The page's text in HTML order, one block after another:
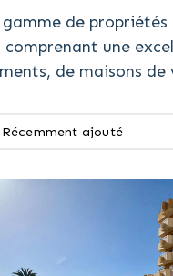
gamme de
comprenant une
de maisons de